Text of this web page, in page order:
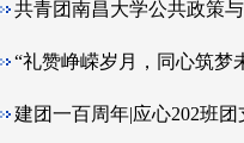
共青团南昌大学公共政策
“礼赞峥嵘岁月，同心筑梦
建团一百周年|应心202班